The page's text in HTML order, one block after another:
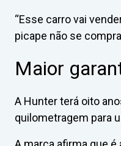
“Esse carro vai
picape não se
Maior
A Hunter terá oito
quilometragem para